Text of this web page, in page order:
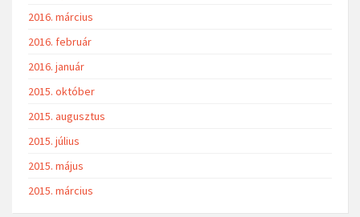
2016. március
2016. február
2016. január
2015. október
2015. augusztus
2015. július
2015. május
2015. március